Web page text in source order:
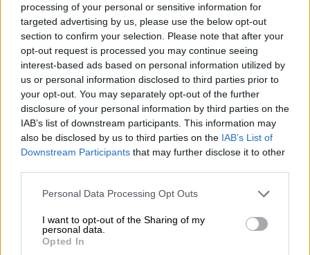
processing of your personal or sensitive information for
targeted advertising by us, please use the below opt-out
section to confirm your selection. Please note that after your
opt-out request is processed you may continue seeing
interest-based ads based on personal information utilized by
us or personal information disclosed to third parties prior to
your opt-out. You may separately opt-out of the further
disclosure of your personal information by third parties on the
IAB’s list of downstream participants. This information may
also be disclosed by us to third parties on the IAB’s List of
Downstream Participants that may further disclose it to other
Please note that this website/app uses one or more Google
not limited to your visit or usage behaviour. You may click to
grant or deny consent to Google and its third-party tags to
use your data for below specified purposes in below Google
Personal Data Processing Opt Outs
I want to opt-out of the Sharing of my
personal data.
Opted In
Open life|21.04.2020 12:55
«How To»: Μιλήστε για όλα όσα σας
έμαθε ο εγκλεισμός